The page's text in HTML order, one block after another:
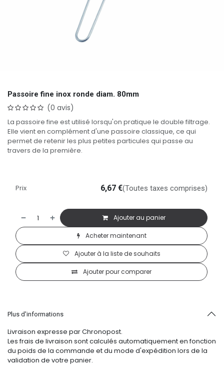
Passoire fine inox ronde diam. 80mm
(0 avis)
La passoire fine est utilisé lorsqu'on pratique le double filtrage.
Elle vient en complément d'une passoire classique, ce qui
permet de retenir les plus petites particules qui passe au
travers de la première.
Ajouter au panier
Acheter maintenant
Ajouter pour comparer
Ajouter à la liste de souhaits
Prix 6,67 €(Toutes taxes comprises)
Plus d'informations
Livraison expresse par Chronopost.
Les frais de livraison sont calculés automatiquement en fonction
du poids de la commande et du mode d'expédition lors de la
validation de votre panier.